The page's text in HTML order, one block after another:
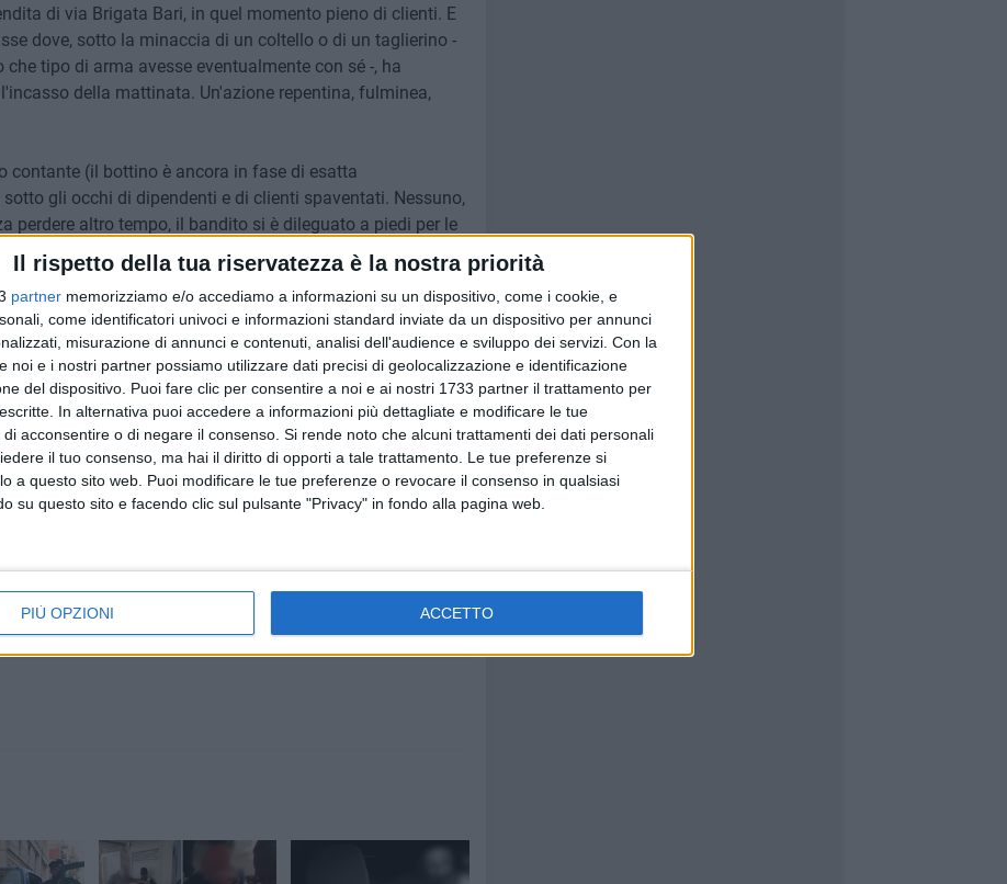
Il rispetto della tua riservatezza è la nostra priorità
partner memorizziamo e/o accediamo a informazioni su un dispositivo, come i cookie, e
come identificatori univoci e informazioni standard inviate da un dispositivo per annunci
misurazione di annunci e contenuti, analisi dell'audience e sviluppo dei servizi. Con la
noi e i nostri partner possiamo utilizzare dati precisi di geolocalizzazione e identificazione
del dispositivo. Puoi fare clic per consentire a noi e ai nostri 1733 partner il trattamento per
In alternativa puoi accedere a informazioni più dettagliate e modificare le tue
acconsentire o di negare il consenso. Si rende noto che alcuni trattamenti dei dati personali
il tuo consenso, ma hai il diritto di opporti a tale trattamento. Le tue preferenze si
a questo sito web. Puoi modificare le tue preferenze o revocare il consenso in qualsiasi
su questo sito e facendo clic sul pulsante "Privacy" in fondo alla pagina web.
PIÙ OPZIONI ACCETTO
di via Brigata Bari, in quel momento pieno di clienti. E
dove, sotto la minaccia di un coltello o di un taglierino -
tipo di arma avesse eventualmente con sé -, ha
della mattinata. Un'azione repentina, fulminea,
contante (il bottino è ancora in fase di esatta
gli occhi di dipendenti e di clienti spaventati. Nessuno,
perdere altro tempo, il bandito si è dileguato a piedi per le
agito da solo, ma ulteriori accertamenti sono comunque
dopo è scattato l'allarme al numero unico di emergenza
sezione Volanti
che, arrivati sul posto, hanno eseguito
di videosorveglianza. Sul caso indagano gli uomini
in queste festività pasquali, hanno intensificato i
ai